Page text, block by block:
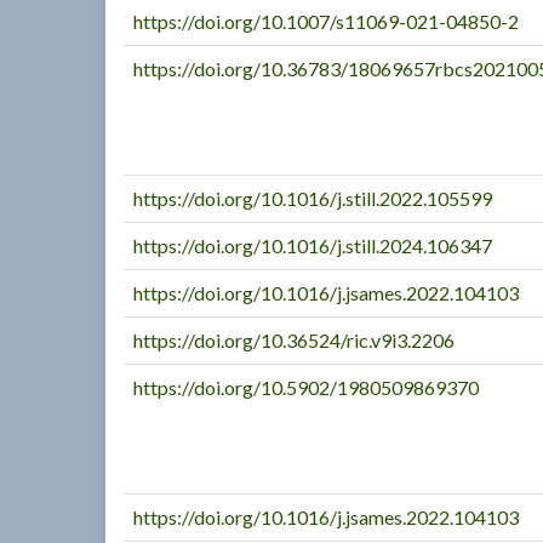
https://doi.org/10.1007/s11069-021-04850-2
https://doi.org/10.36783/
https://doi.org/10.1016/j.still.2022.105599
https://doi.org/10.1016/j.still.2024.106347
https://doi.org/10.1016/j.jsames.2022.104103
https://doi.org/10.36524/ric.v9i3.2206
https://doi.org/10.5902/1980509869370
https://doi.org/10.1016/j.jsames.2022.104103